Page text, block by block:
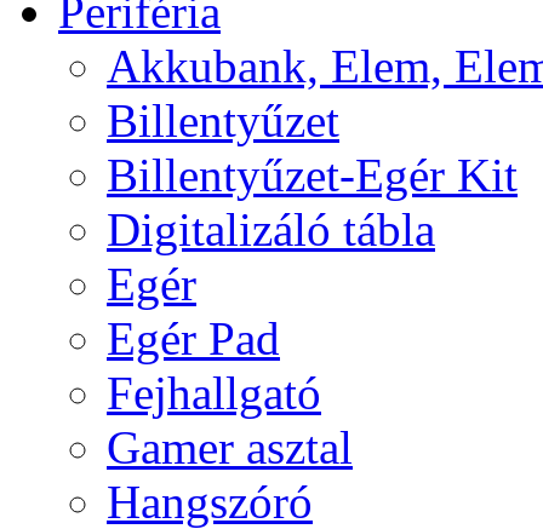
Periféria
Akkubank, Elem,
Billentyűzet
Billentyűzet-Egér Kit
Digitalizáló tábla
Egér
Egér Pad
Fejhallgató
Gamer asztal
Hangszóró